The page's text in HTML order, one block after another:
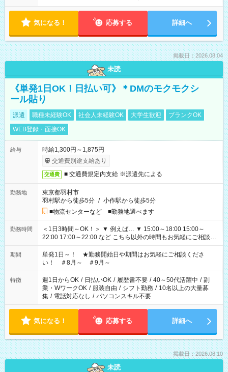
気になる！ 応募する 詳細へ
掲載日：2026.08.04
未読
《単発1日OK！日払い可》＊DMのモクモクシ
ール貼り
派遣 職種未経験OK 社会人未経験OK 大学生歓迎
ブランクOK
WEB登録・面接OK
給与
時給1,300円～1,875円
交通費別途支給あり
交通費 ■ 交通費規定内支給 ※派遣先による
勤務地
東京都羽村市
羽村駅から徒歩5分 / 小作駅から徒歩5分
■物流センターなど ■勤務地選べます
勤務時間
＜1日3時間～OK！＞ ▼ 例えば… ▼ 15:00～18:00 15:00～
22:00 17:00～22:00 など こちら以外の時間もお気軽にご相談く
ださい！
期間
単発1日～！ ★勤務開始日や期間はお気軽にご相談くださ
い！ ＃8月～ ＃9月～
特徴 週1日からOK / 日払いOK / 履歴書不要 / 40～50代活躍中 / 副
業・WワークOK / 服装自由 / シフト勤務 / 10名以上の大量募
集 / 電話対応なし / パソコンスキル不要
気になる！ 応募する 詳細へ
掲載日：2026.08.10
未読